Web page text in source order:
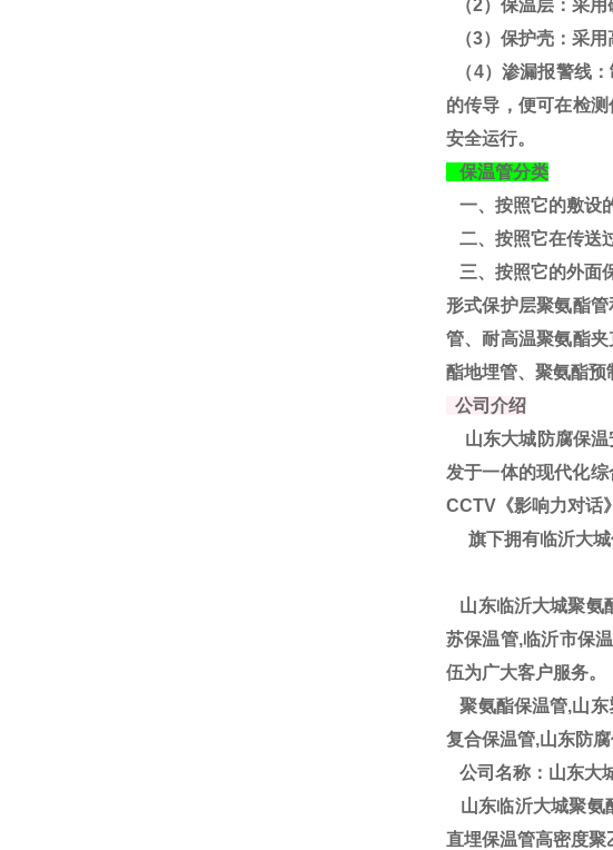
（2）保温层：采用
（3）保护壳：采用
（4）渗漏报警线
的传导，便可在检
安全运行。
保温管分类
一、按照它的敷设
二、按照它在传送
三、按照它的外面
形式保护层聚氨酯
管、耐高温聚氨酯
酯地埋管、聚氨酯预
公司介绍
山东大城防腐保温
发于一体的现代化
CCTV《影响力对话
旗下拥有临沂大城
山东临沂大城聚氨
苏保温管,临沂市保
伍为广大客户服务。
聚氨酯保温管,山
复合保温管,山东防
公司名称：山东大
山东临沂大城聚氨
直埋保温管高密度聚